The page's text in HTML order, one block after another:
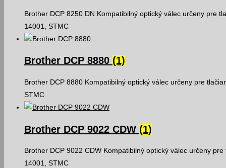
Brother DCP 8250 DN Kompatibilný optický válec určeny pre
14001, STMC
Brother DCP 8880 (1)
Brother DCP 8880 Kompatibilný optický válec určeny pre
STMC
Brother DCP 9022 CDW (1)
Brother DCP 9022 CDW Kompatibilný optický válec určeny
14001, STMC